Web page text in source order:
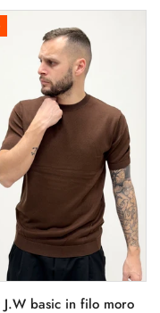
J.W basic in filo moro